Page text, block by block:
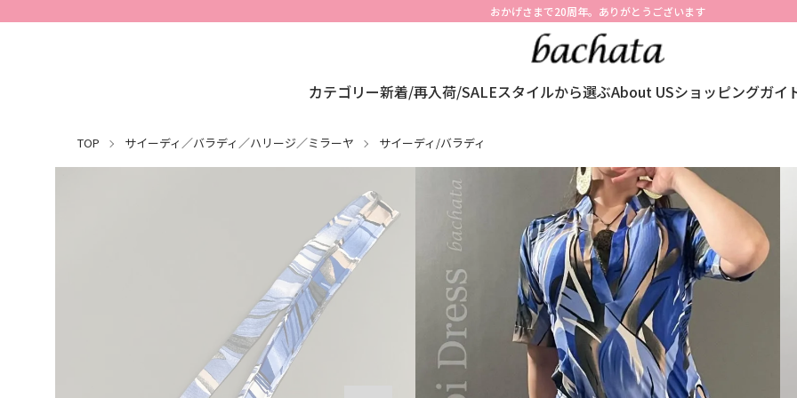
おかげさまで20周年。ありがとうございます
カテゴリー新着/再入荷/SALEスタイルから選ぶAbout USショッピングガイ
TOP サイーディ／バラディ／ハリージ／ミラーヤ サイーディ/バラディ